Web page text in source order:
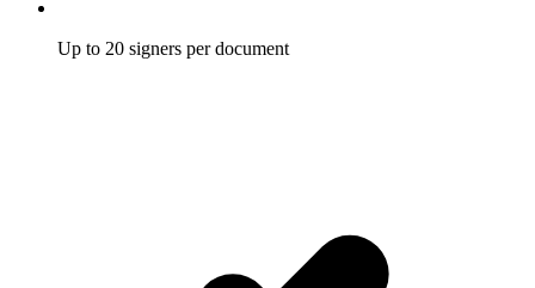
Up to 20 signers per document